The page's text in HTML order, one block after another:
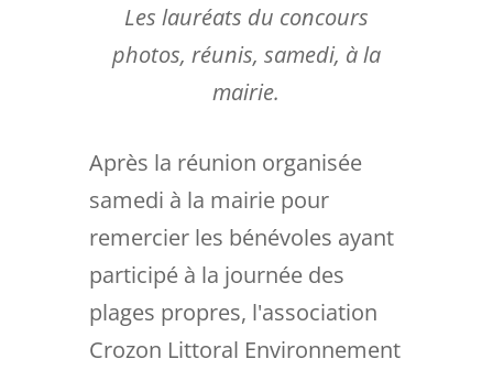
Les lauréats du concours
photos, réunis, samedi, à la
mairie.
Après la réunion organisée
samedi à la mairie pour
remercier les bénévoles ayant
participé à la journée des
plages propres, l'association
Crozon Littoral Environnement